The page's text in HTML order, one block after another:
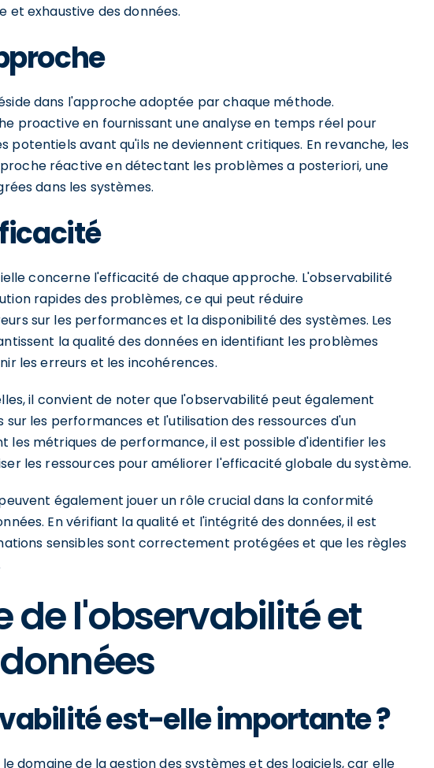
et exhaustive des données.
dans l'approche adoptée par chaque méthode.
proactive en fournissant une analyse en temps réel pour
avant qu'ils ne deviennent critiques. En revanche, les
réactive en détectant les problèmes a posteriori, une
dans les systèmes.
concerne l'efficacité de chaque approche. L'observabilité
rapides des problèmes, ce qui peut réduire
sur les performances et la disponibilité des systèmes. Les
la qualité des données en identifiant les problèmes
les erreurs et les incohérences.
il convient de noter que l'observabilité peut également
les performances et l'utilisation des ressources d'un
les métriques de performance, il est possible d'identifier les
les ressources pour améliorer l'efficacité globale du système.
également jouer un rôle crucial dans la conformité
En vérifiant la qualité et l'intégrité des données, il est
sensibles sont correctement protégées et que les règles
de l'observabilité et
est-elle importante ?
domaine de la gestion des systèmes et des logiciels, car elle